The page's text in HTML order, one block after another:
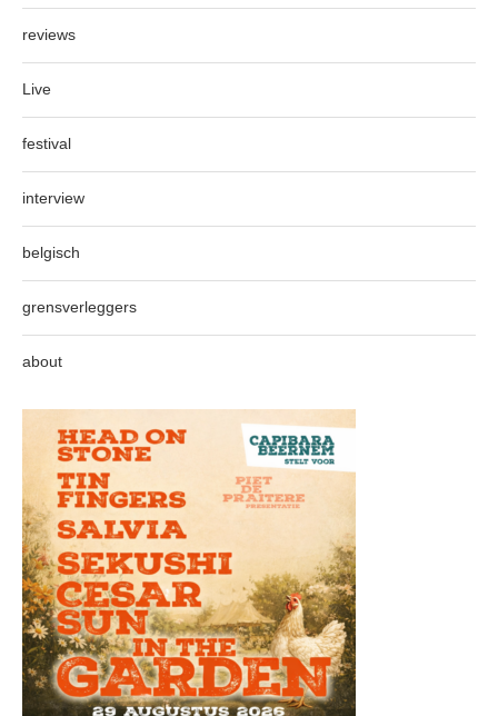
reviews
Live
festival
interview
belgisch
grensverleggers
about